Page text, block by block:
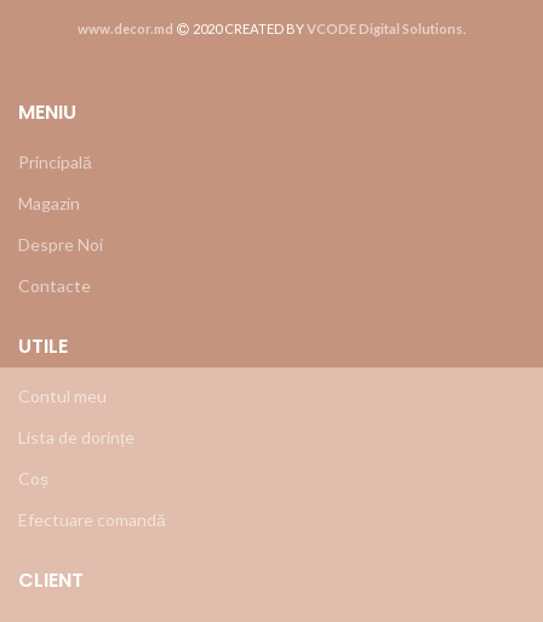
www.decor.md 2020 CREATED BYVCODE Digital Solutions
MENIU
Principală
Magazin
Despre Noi
Contacte
UTILE
Contul meu
Lista de dorințe
Coș
Efectuare comandă
CLIENT